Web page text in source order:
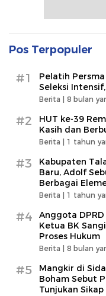
Pos Terpopuler
#1
Pelatih
Seleksi
Berita | 8 bulan
#2
HUT ke-39
Kasih dan
Berita | 1 tahun
#3
Kabupaten
Baru, Adolf
Berbagai
Berita | 1 tahun
#4
Anggota
Ketua BK
Proses Hukum
Berita | 8 bulan
#5
Mangkir di
Boham Sebut
Tunjukan